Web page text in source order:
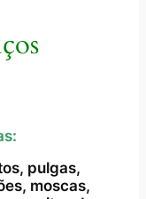
pulgas,
moscas,